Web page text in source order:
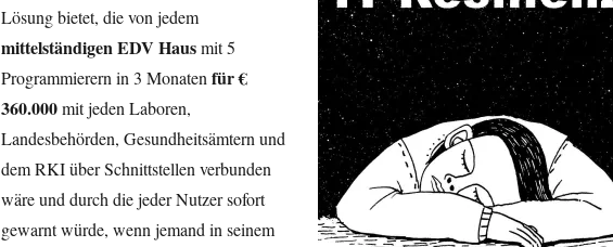
Lösung bietet, die von jedem
mittelständigen EDV Hausmit 5
Programmierern in 3 Monaten für €
360.000mit jeden Laboren,
Landesbehörden, Gesundheitsämtern und
dem RKI über Schnittstellen verbunden
wäre und durch die jeder Nutzer sofort
gewarnt würde, wenn jemand in seinem